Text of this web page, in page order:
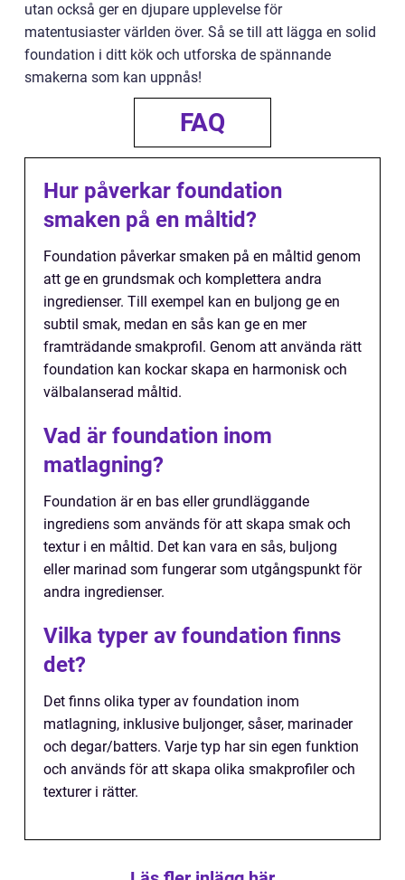
utan också ger en djupare upplevelse för
matentusiaster världen över. Så se till att lägga en solid
foundation i ditt kök och utforska de spännande
smakerna som kan uppnås!
FAQ
Hur påverkar foundation
smaken på en måltid?
Foundation påverkar smaken på en måltid genom
att ge en grundsmak och komplettera andra
ingredienser. Till exempel kan en buljong ge en
subtil smak, medan en sås kan ge en mer
framträdande smakprofil. Genom att använda rätt
foundation kan kockar skapa en harmonisk och
välbalanserad måltid.
Vad är foundation inom
matlagning?
Foundation är en bas eller grundläggande
ingrediens som används för att skapa smak och
textur i en måltid. Det kan vara en sås, buljong
eller marinad som fungerar som utgångspunkt för
andra ingredienser.
Vilka typer av foundation finns
det?
Det finns olika typer av foundation inom
matlagning, inklusive buljonger, såser, marinader
och degar/batters. Varje typ har sin egen funktion
och används för att skapa olika smakprofiler och
texturer i rätter.